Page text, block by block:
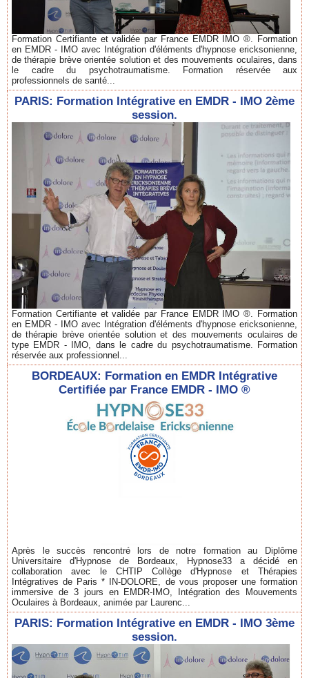
Formation Certifiante et validée par France EMDR IMO ®. Formation
en EMDR - IMO avec Intégration d'éléments d'hypnose ericksonienne,
de thérapie brève orientée solution et des mouvements oculaires, dans
le cadre du psychotraumatisme. Formation réservée aux
professionnels de santé...
PARIS: Formation Intégrative en EMDR - IMO 2ème
session.
Formation Certifiante et validée par France EMDR IMO ®. Formation
en EMDR - IMO avec Intégration d'éléments d'hypnose ericksonienne,
de thérapie brève orientée solution et des mouvements oculaires de
type EMDR - IMO, dans le cadre du psychotraumatisme. Formation
réservée aux professionnel...
BORDEAUX: Formation en EMDR Intégrative
Certifiée par France EMDR - IMO ®
Après le succès rencontré lors de notre formation au Diplôme
Universitaire d'Hypnose de Bordeaux, Hypnose33 a décidé en
collaboration avec le CHTIP Collège d'Hypnose et Thérapies
Intégratives de Paris * IN-DOLORE, de vous proposer une formation
immersive de 3 jours en EMDR-IMO, Intégration des Mouvements
Oculaires à Bordeaux, animée par Laurenc...
PARIS: Formation Intégrative en EMDR - IMO 3ème
session.